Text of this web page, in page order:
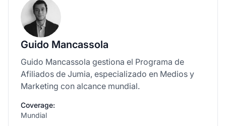
Guido Mancassola
Guido Mancassola gestiona el Programa de
Afiliados de Jumia, especializado en Medios y
Marketing con alcance mundial.
Coverage:
Mundial